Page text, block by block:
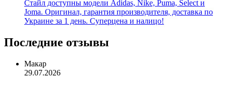
Стайл доступны модели Adidas, Nike, Puma, Select и
Joma. Оригинал, гарантия производителя, доставка по
Украине за 1 день. Суперцена и налицо!
Последние отзывы
Макар
29.07.2026